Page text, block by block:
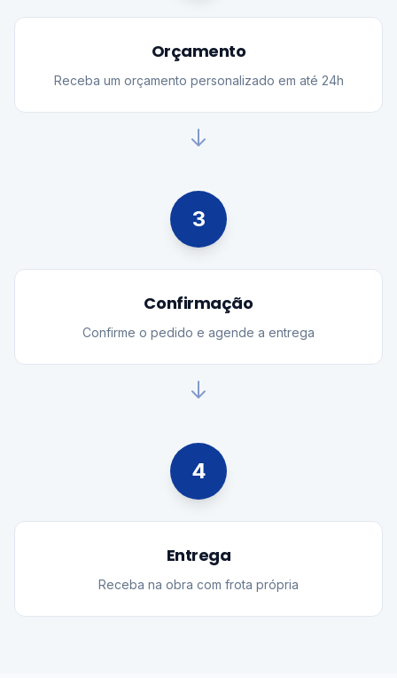
Orçamento
Receba um orçamento personalizado em até 24h
3
Confirmação
Confirme o pedido e agende a entrega
4
Entrega
Receba na obra com frota própria